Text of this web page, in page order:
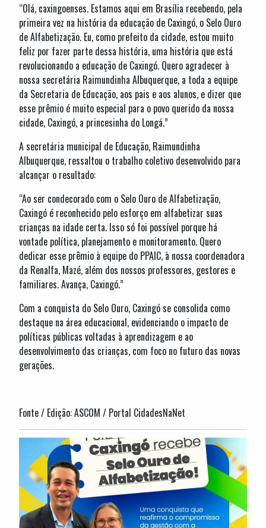
“Olá, caxingoenses. Estamos aqui em Brasília recebendo, pela
primeira vez na história da educação de Caxingó, o Selo Ouro
de Alfabetização. Eu, como prefeito da cidade, estou muito
feliz por fazer parte dessa história, uma história que está
revolucionando a educação de Caxingó. Quero agradecer à
nossa secretária Raimundinha Albuquerque, a toda a equipe
da Secretaria de Educação, aos pais e aos alunos, e dizer que
esse prêmio é muito especial para o povo querido da nossa
cidade, Caxingó, a princesinha do Longá.”
A secretária municipal de Educação, Raimundinha
Albuquerque, ressaltou o trabalho coletivo desenvolvido para
alcançar o resultado:
“Ao ser condecorado com o Selo Ouro de Alfabetização,
Caxingó é reconhecido pelo esforço em alfabetizar suas
crianças na idade certa. Isso só foi possível porque há
vontade política, planejamento e monitoramento. Quero
dedicar esse prêmio à equipe do PPAIC, à nossa coordenadora
da Renalfa, Mazé, além dos nossos professores, gestores e
familiares. Avança, Caxingó.”
Com a conquista do Selo Ouro, Caxingó se consolida como
destaque na área educacional, evidenciando o impacto de
políticas públicas voltadas à aprendizagem e ao
desenvolvimento das crianças, com foco no futuro das novas
gerações.
Fonte / Edição: ASCOM / Portal CidadesNaNet